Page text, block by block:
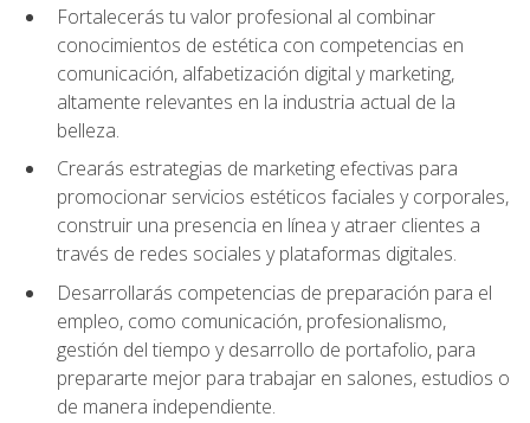
Fortalecerás tu valor profesional al combinar
conocimientos de estética con competencias en
comunicación, alfabetización digital y marketing,
altamente relevantes en la industria actual de la
belleza.
Crearás estrategias de marketing efectivas para
promocionar servicios estéticos faciales y corporales,
construir una presencia en línea y atraer clientes a
través de redes sociales y plataformas digitales.
Desarrollarás competencias de preparación para el
empleo, como comunicación, profesionalismo,
gestión del tiempo y desarrollo de portafolio, para
prepararte mejor para trabajar en salones, estudios o
de manera independiente.